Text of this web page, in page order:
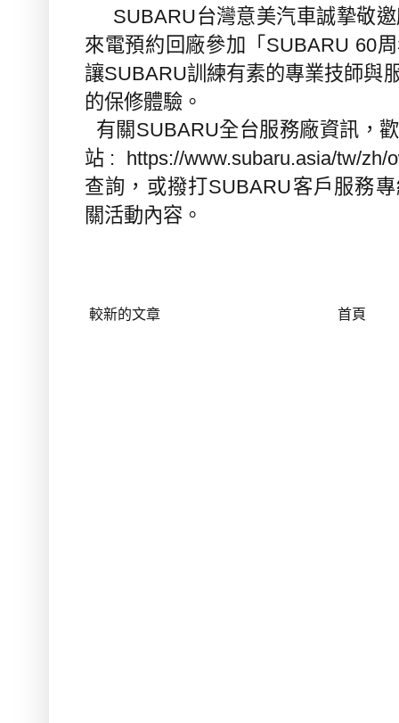
SUBARU台灣意美汽車誠摯敬
來電預約回廠參加「SUBARU 60
讓SUBARU訓練有素的專業技師與
的保修體驗。
有關SUBARU全台服務廠資訊，
站 : https://www.subaru.asia/tw/zh/
查詢，或撥打SUBARU客戶服務
關活動內容。
較新的文章 首頁